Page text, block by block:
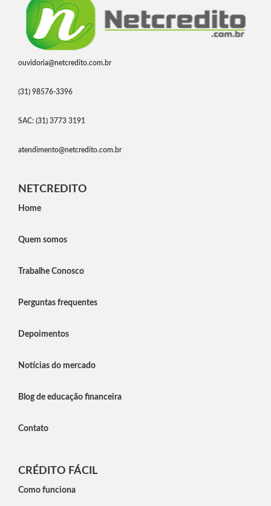
ouvidoria@netcredito.com.br
(31) 98576-3396
SAC: (31) 3773 3191
atendimento@netcredito.com.br
NETCREDITO
Home
Quem somos
Trabalhe Conosco
Perguntas frequentes
Depoimentos
Notícias do mercado
Blog de educação financeira
Contato
CRÉDITO FÁCIL
Como funciona